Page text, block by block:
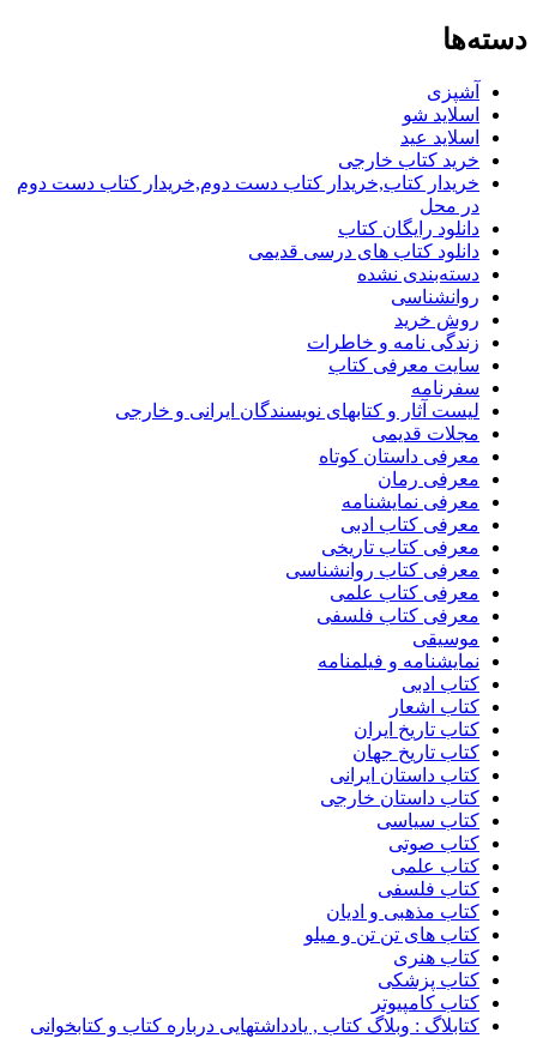
دسته‌ها
آشپزی
اسلاید شو
اسلاید عید
خرید کتاب خارجی
خریدار کتاب,خریدار کتاب دست دوم,خریدار کتاب دست دوم
در محل
دانلود رایگان کتاب
دانلود کتاب های درسی قدیمی
دسته‌بندی نشده
روانشناسی
روش خرید
زندگی نامه و خاطرات
سایت معرفی کتاب
سفرنامه
لیست آثار و کتابهای نویسندگان ایرانی و خارجی
مجلات قدیمی
معرفی داستان کوتاه
معرفی رمان
معرفی نمایشنامه
معرفی کتاب ادبی
معرفی کتاب تاریخی
معرفی کتاب روانشناسی
معرفی کتاب علمی
معرفی کتاب فلسفی
موسیقی
نمایشنامه و فیلمنامه
کتاب ادبی
کتاب اشعار
کتاب تاریخ ایران
کتاب تاریخ جهان
کتاب داستان ایرانی
کتاب داستان خارجی
کتاب سیاسی
کتاب صوتی
کتاب علمی
کتاب فلسفی
کتاب مذهبی و ادیان
کتاب های تن تن و میلو
کتاب هنری
کتاب پزشکی
کتاب کامپیوتر
کتابلاگ : وبلاگ کتاب , یادداشتهایی درباره کتاب و کتابخوانی